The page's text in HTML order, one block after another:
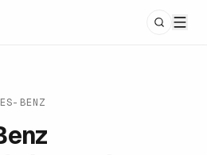
BENZ